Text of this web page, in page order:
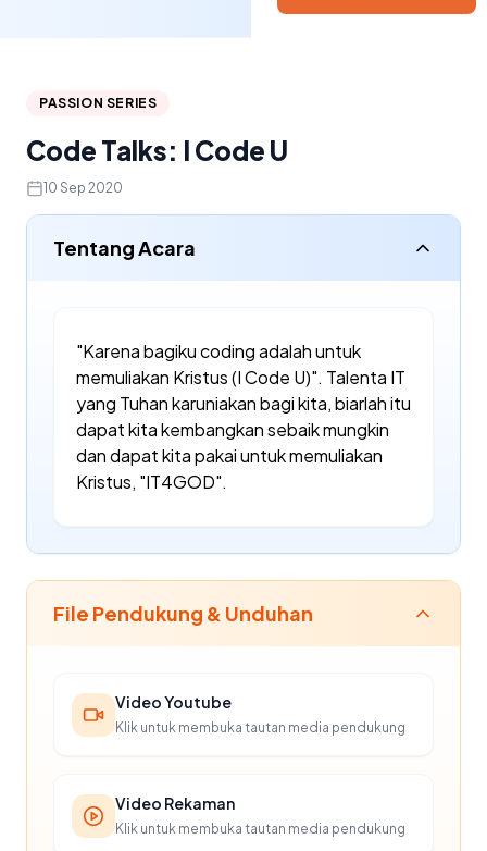
PASSION SERIES
Code Talks: I Code U
10 Sep 2020
Tentang Acara
"Karena bagiku coding adalah untuk
memuliakan Kristus (I Code U)". Talenta IT
yang Tuhan karuniakan bagi kita, biarlah itu
dapat kita kembangkan sebaik mungkin
dan dapat kita pakai untuk memuliakan
Kristus, "IT4GOD".
File Pendukung & Unduhan
Video Youtube
Klik untuk membuka tautan media pendukung
Video Rekaman
Klik untuk membuka tautan media pendukung